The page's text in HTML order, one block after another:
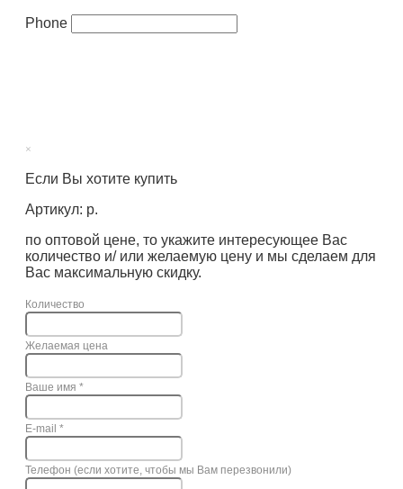
Phone
×
Если Вы хотите купить
Артикул: р.
по оптовой цене, то укажите интересующее Вас
количество и/ или желаемую цену и мы сделаем для
Вас максимальную скидку.
Количество
Желаемая цена
Ваше имя *
E-mail *
Телефон (если хотите, чтобы мы Вам перезвонили)